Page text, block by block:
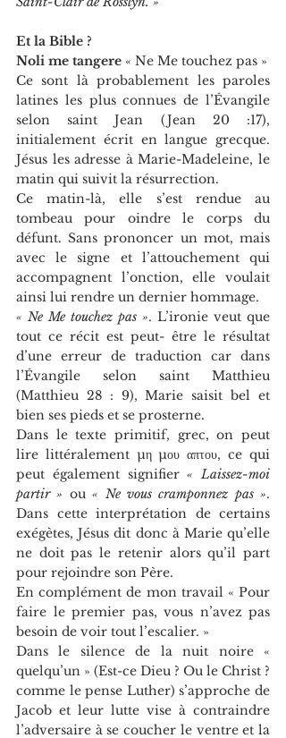
Et la Bible ?
Noli me tangere « Ne Me touchez pas »
Ce sont là probablement les paroles
latines les plus connues de l’Évangile
selon saint Jean (Jean 20 :17),
initialement écrit en langue grecque.
Jésus les adresse à Marie-Madeleine, le
matin qui suivit la résurrection.
Ce matin-là, elle s’est rendue au
tombeau pour oindre le corps du
défunt. Sans prononcer un mot, mais
avec le signe et l’attouchement qui
accompagnent l’onction, elle voulait
ainsi lui rendre un dernier hommage.
« Ne Me touchez pas ». L’ironie veut que
tout ce récit est peut- être le résultat
d’une erreur de traduction car dans
l’Évangile selon saint Matthieu
(Matthieu 28 : 9), Marie saisit bel et
bien ses pieds et se prosterne.
Dans le texte primitif, grec, on peut
lire littéralement µη µου απτου, ce qui
peut également signifier « Laissez-moi
partir » ou « Ne vous cramponnez pas ».
Dans cette interprétation de certains
exégètes, Jésus dit donc à Marie qu’elle
ne doit pas le retenir alors qu’il part
pour rejoindre son Père.
En complément de mon travail « Pour
faire le premier pas, vous n’avez pas
besoin de voir tout l’escalier. »
Dans le silence de la nuit noire «
quelqu’un » (Est-ce Dieu ? Ou le Christ ?
comme le pense Luther) s’approche de
Jacob et leur lutte vise à contraindre
l’adversaire à se coucher le ventre et la